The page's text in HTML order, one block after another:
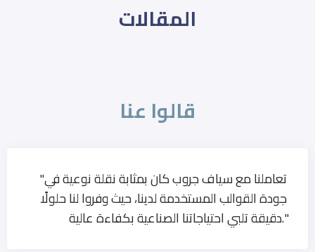
المقالات
قالوا عنا
"تعاملنا مع سياف جروب كان بمثابة نقلة نوعية في
جودة القوالب المستخدمة لدينا، حيث وفروا لنا حلولًا
دقيقة تلبي احتياجاتنا الصناعية بكفاءة عالية."